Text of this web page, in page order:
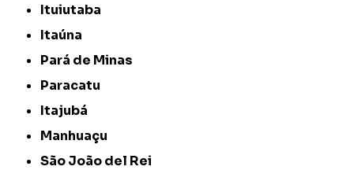
Ituiutaba
Itaúna
Pará de Minas
Paracatu
Itajubá
Manhuaçu
São João del Rei